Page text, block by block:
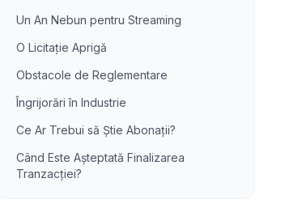
Un An Nebun pentru Streaming
O Licitație Aprigă
Obstacole de Reglementare
Îngrijorări în Industrie
Ce Ar Trebui să Știe Abonații?
Când Este Așteptată Finalizarea
Tranzacției?